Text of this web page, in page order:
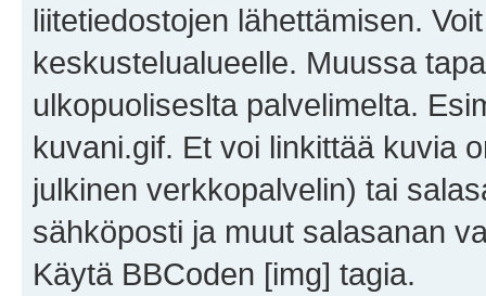
liitetiedostojen lähettämisen.
keskustelualueelle. Muussa
ulkopuoliseslta palvelimelta.
kuvani.gif. Et voi linkittää kuvia
julkinen verkkopalvelin) tai
sähköposti ja muut salasanan
Käytä BBCoden [img] tagia.